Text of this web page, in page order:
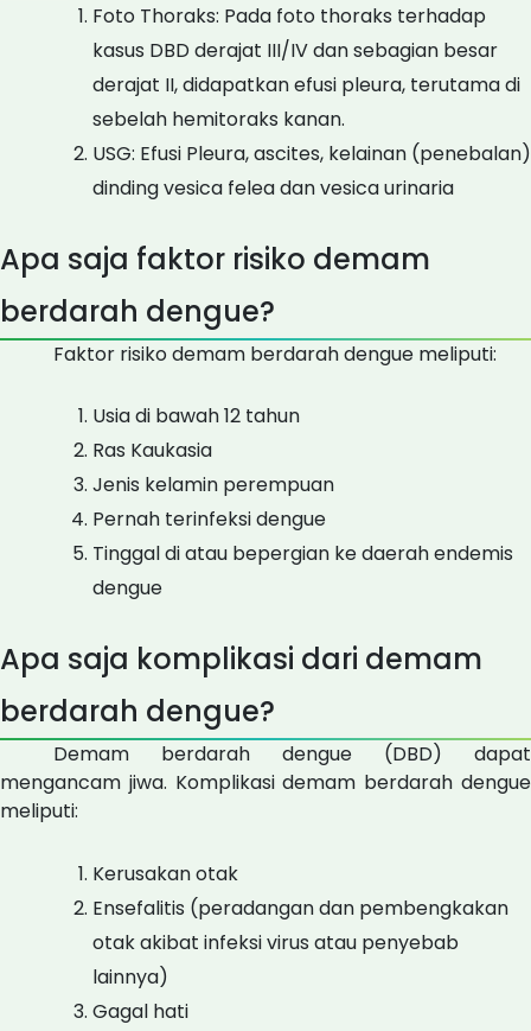
Foto Thoraks: Pada foto thoraks terhadap
kasus DBD derajat III/IV dan sebagian besar
derajat II, didapatkan efusi pleura, terutama di
sebelah hemitoraks kanan.
USG: Efusi Pleura, ascites, kelainan (penebalan)
dinding vesica felea dan vesica urinaria
Apa saja faktor risiko demam
berdarah dengue?
Faktor risiko demam berdarah dengue meliputi:
Usia di bawah 12 tahun
Ras Kaukasia
Jenis kelamin perempuan
Pernah terinfeksi dengue
Tinggal di atau bepergian ke daerah endemis
dengue
Apa saja komplikasi dari demam
berdarah dengue?
Demam berdarah dengue (DBD) dapat
mengancam jiwa. Komplikasi demam berdarah dengue
meliputi:
Kerusakan otak
Ensefalitis (peradangan dan pembengkakan
otak akibat infeksi virus atau penyebab
lainnya)
Gagal hati